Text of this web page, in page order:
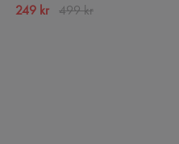
249 kr 499 kr